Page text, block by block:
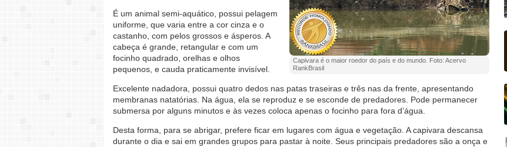
Capivara é o maior roedor do país e do mundo. Foto: Acervo
RankBrasil
É um animal semi-aquático, possui pelagem
uniforme, que varia entre a cor cinza e o
castanho, com pelos grossos e ásperos. A
cabeça é grande, retangular e com um
focinho quadrado, orelhas e olhos
pequenos, e cauda praticamente invisível.
Excelente nadadora, possui quatro dedos nas patas traseiras e três nas da frente, apresentando
membranas natatórias. Na água, ela se reproduz e se esconde de predadores. Pode permanecer
submersa por alguns minutos e às vezes coloca apenas o focinho para fora d’água.
Desta forma, para se abrigar, prefere ficar em lugares com água e vegetação. A capivara descansa
durante o dia e sai em grandes grupos para pastar à noite. Seus principais predadores são a onça e